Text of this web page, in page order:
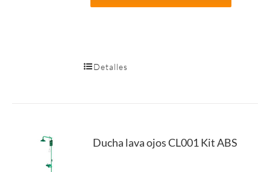
Detalles
Ducha lava ojos CL001 Kit ABS